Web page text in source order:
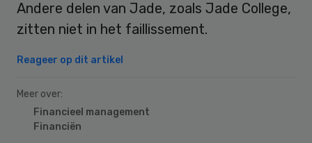
Andere delen van Jade, zoals Jade College,
zitten niet in het faillissement.
Reageer op dit artikel
Meer over:
Financieel management
Financiën